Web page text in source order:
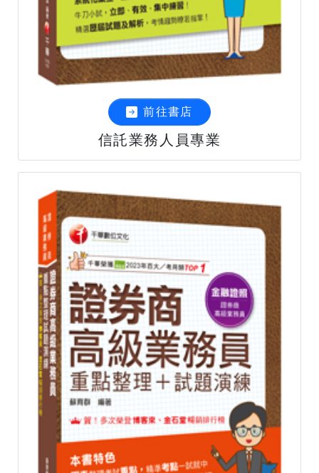
前往書店
信託業務人員專業